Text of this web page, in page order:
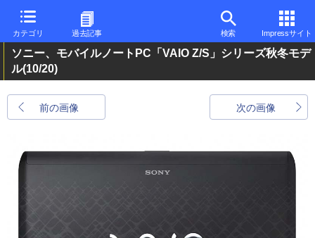
カテゴリ 過去記事 検索 Impressサイト
ソニー、モバイルノートPC「VAIO Z/S」シリーズ秋冬モデ
ル(10/20)
前の画像 次の画像